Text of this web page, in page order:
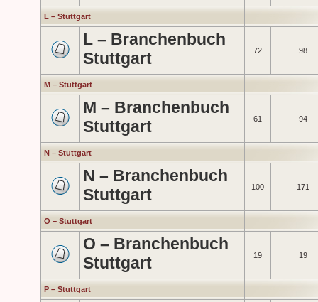
L – Stuttgart
L – Branchenbuch
Stuttgart
72 98
M – Stuttgart
M – Branchenbuch
Stuttgart
61 94
N – Stuttgart
N – Branchenbuch
Stuttgart
100 171
O – Stuttgart
O – Branchenbuch
Stuttgart
19 19
P – Stuttgart